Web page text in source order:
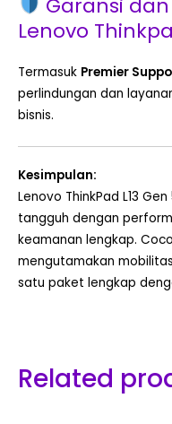
Garansi
Lenovo
Termasuk Premier
perlindungan dan
bisnis.
Kesimpulan:
Lenovo ThinkPad L13
tangguh dengan
keamanan lengkap.
mengutamakan
satu paket lengkap
Related